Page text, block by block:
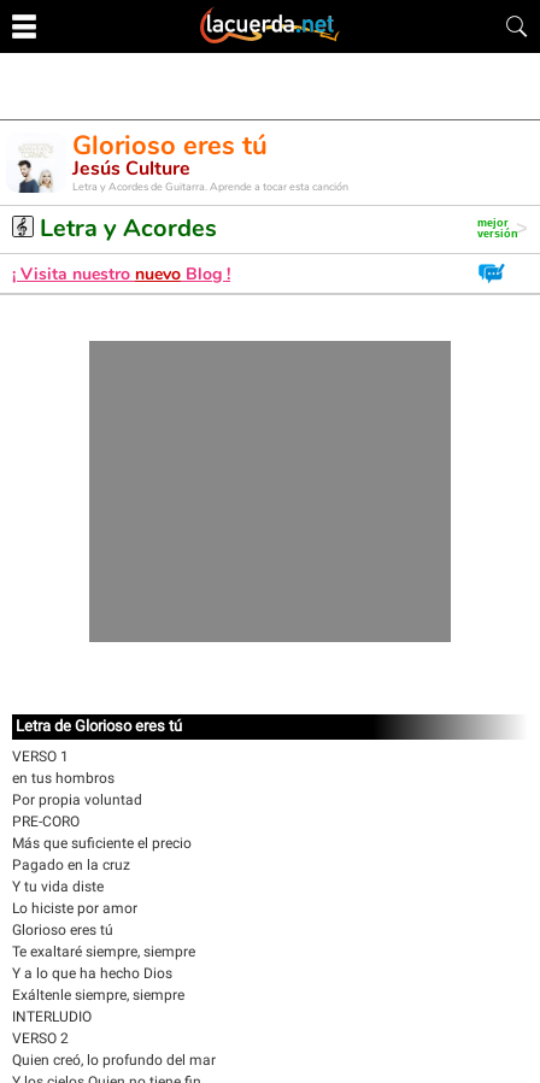
Glorioso eres tú
Jesús Culture
Letra y Acordes de Guitarra. Aprende a tocar esta canción
Letra y Acordes
¡ Visita nuestro nuevo Blog !
Letra de Glorioso eres tú
VERSO 1
en tus hombros
Por propia voluntad
PRE-CORO
Más que suficiente el precio
Pagado en la cruz
Y tu vida diste
Lo hiciste por amor
Glorioso eres tú
Te exaltaré siempre, siempre
Y a lo que ha hecho Dios
Exáltenle siempre, siempre
INTERLUDIO
VERSO 2
Quien creó, lo profundo del mar